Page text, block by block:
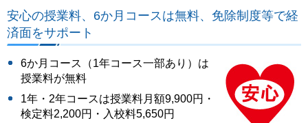
安心の授業料、6か月コースは無料、免除制度等で経
済面をサポート
6か月コース（1年コース一部あり）は
授業料が無料
1年・2年コースは授業料月額9,900円・
検定料2,200円・入校料5,650円